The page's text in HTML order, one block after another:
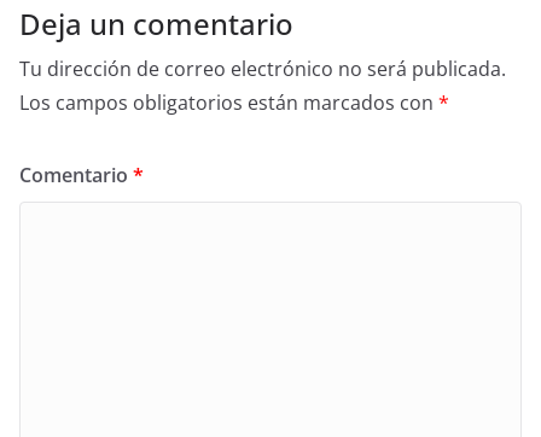
k
Deja un comentario
Tu dirección de correo electrónico no será publicada.
Los campos obligatorios están marcados con *
Comentario *